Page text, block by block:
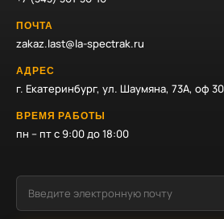
ПОЧТА
zakaz.last@la-spectrak.ru
АДРЕС
г. Екатеринбург, ул. Шаумяна, 73А, оф
ВРЕМЯ РАБОТЫ
пн – пт с 9:00 до 18:00